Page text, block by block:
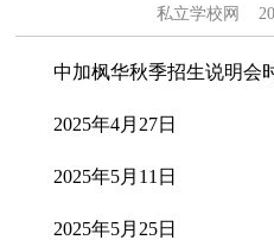
私立学校网
中加枫华秋季招生说明会
2025年4月27日
2025年5月11日
2025年5月25日